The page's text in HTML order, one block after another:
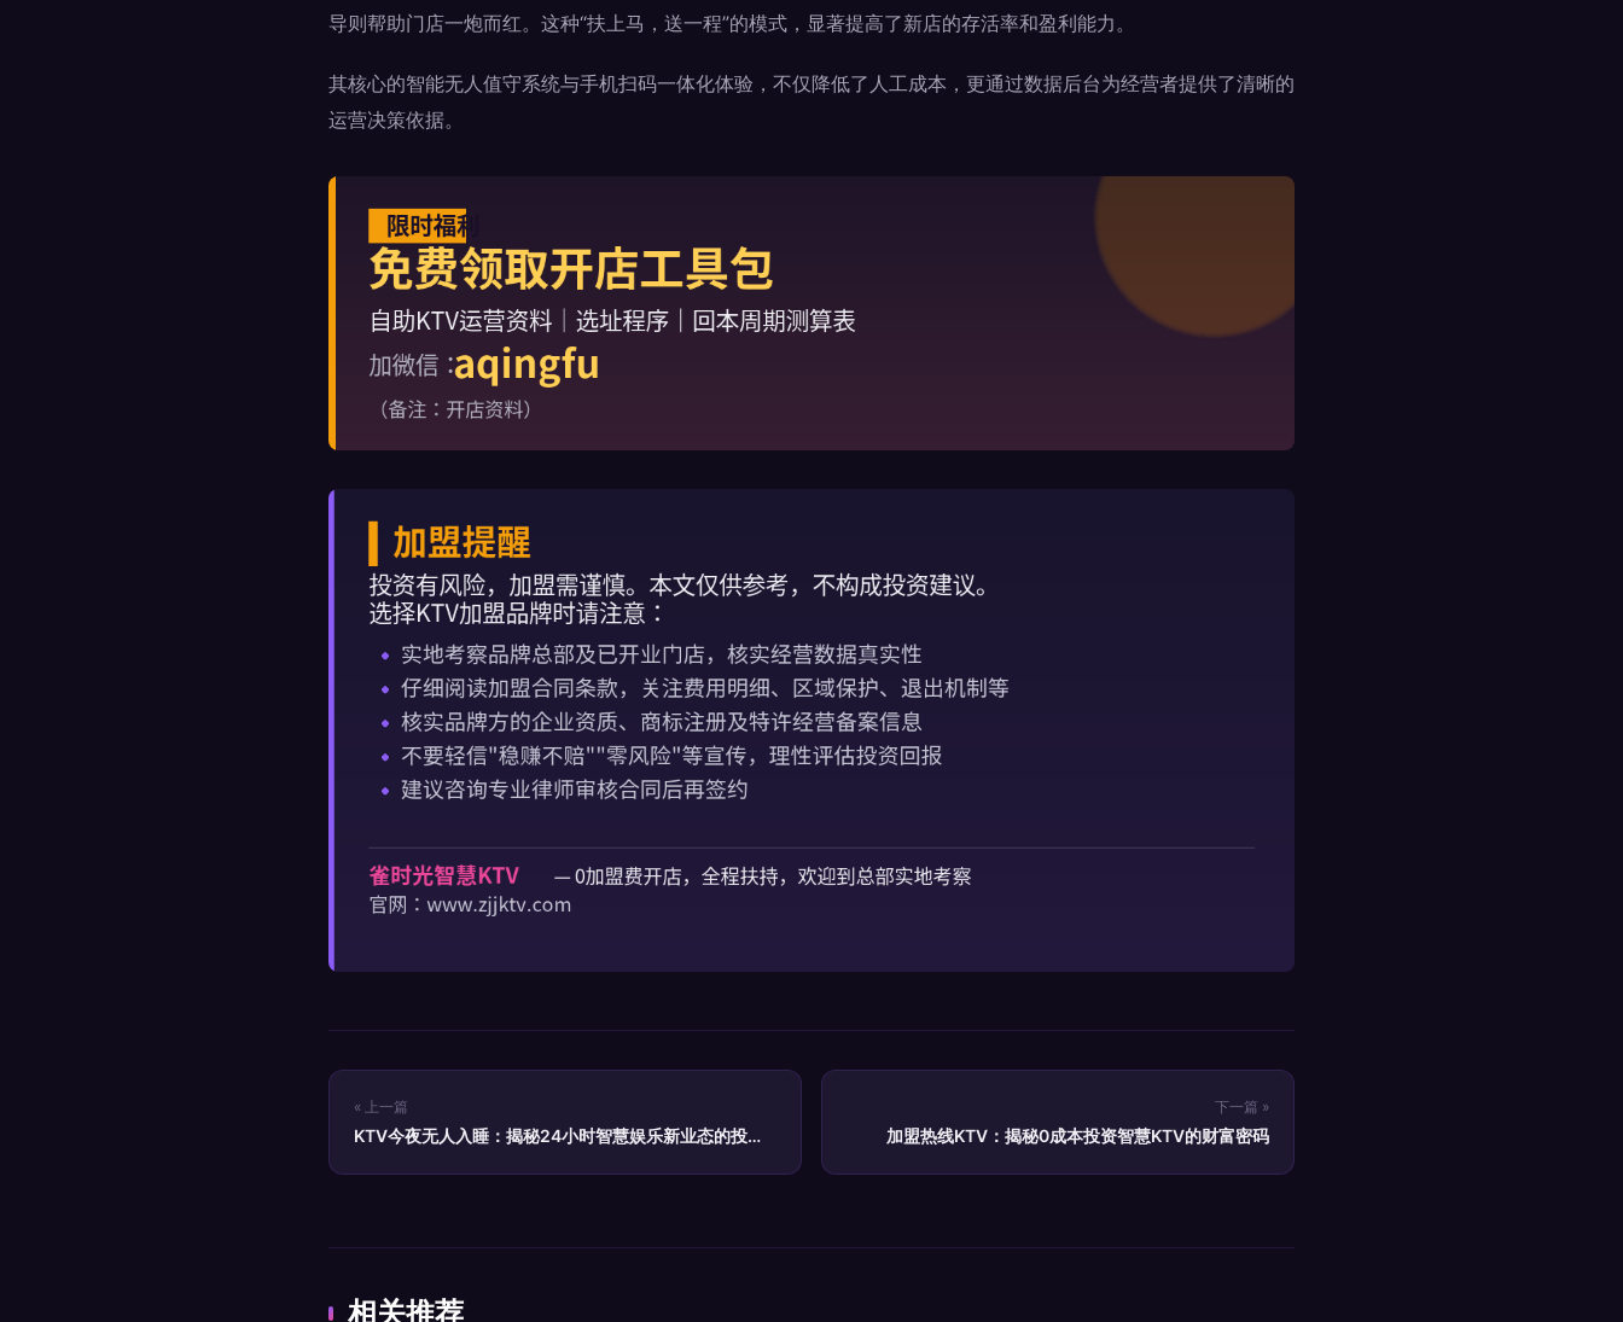
导则帮助门店一炮而红。这种“扶上马，送一程”的模式，显著提高了新店的存活率和盈利能力。
其核心的智能无人值守系统与手机扫码一体化体验，不仅降低了人工成本，更通过数据后台为经营者提供了清晰的
运营决策依据。
« 上一篇
KTV今夜无人入睡：揭秘24小时智慧娱乐新业态的投资
下一篇 »
加盟热线KTV：揭秘0成本投资智慧KTV的财富密码
相关推荐